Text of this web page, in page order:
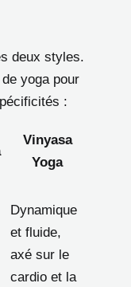
deux styles.
yoga pour
:
Vinyasa
Yoga
Dynamique
et fluide,
axé sur le
cardio et la